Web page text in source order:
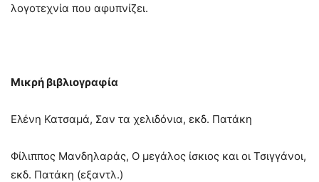
λογοτεχνία που αφυπνίζει.
Μικρή βιβλιογραφία
Ελένη Κατσαμά, Σαν τα χελιδόνια, εκδ. Πατάκη
Φίλιππος Μανδηλαράς, Ο μεγάλος ίσκιος και οι Τσιγγάνοι,
εκδ. Πατάκη (εξαντλ.)